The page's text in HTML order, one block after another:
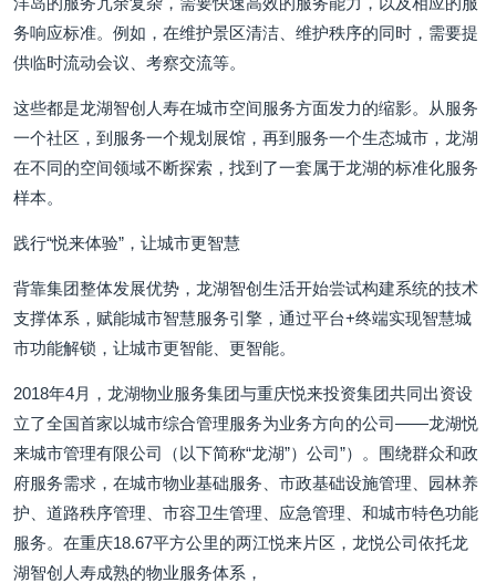
务响应标准。例如，在维护景区清洁、维护秩序的同时，需要提
供临时流动会议、考察交流等。
这些都是龙湖智创人寿在城市空间服务方面发力的缩影。从服务
一个社区，到服务一个规划展馆，再到服务一个生态城市，龙湖
在不同的空间领域不断探索，找到了一套属于龙湖的标准化服务
样本。
践行“悦来体验”，让城市更智慧
背靠集团整体发展优势，龙湖智创生活开始尝试构建系统的技术
支撑体系，赋能城市智慧服务引擎，通过平台+终端实现智慧城
市功能解锁，让城市更智能、更智能。
2018年4月，龙湖物业服务集团与重庆悦来投资集团共同出资设
立了全国首家以城市综合管理服务为业务方向的公司——龙湖悦
来城市管理有限公司（以下简称“龙湖”）公司”）。围绕群众和政
府服务需求，在城市物业基础服务、市政基础设施管理、园林养
护、道路秩序管理、市容卫生管理、应急管理、和城市特色功能
服务。在重庆18.67平方公里的两江悦来片区，龙悦公司依托龙
湖智创人寿成熟的物业服务体系，